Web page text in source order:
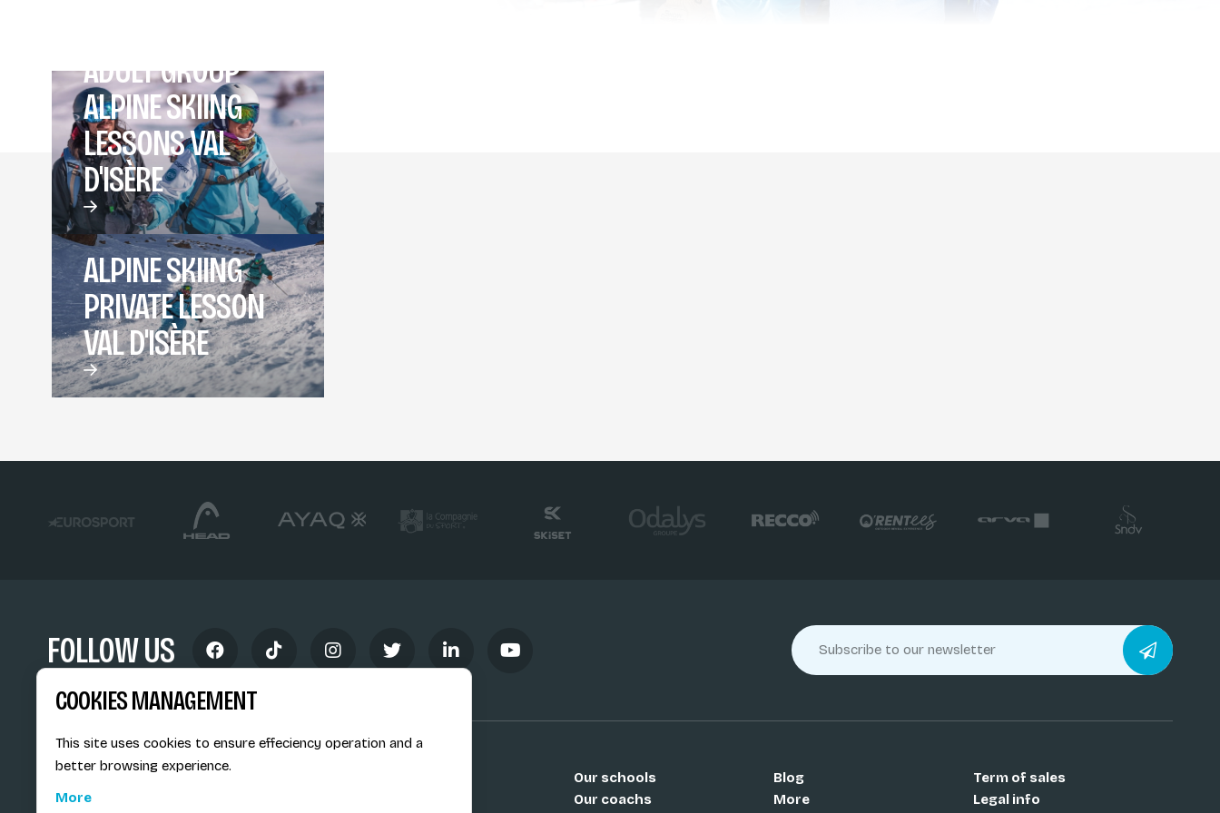
ADULT GROUP
ALPINE SKIING
LESSONS VAL
D'ISÈRE
ALPINE SKIING
PRIVATE LESSON
VAL D'ISÈRE
FOLLOW US
Our schools
Our coachs
Blog
More
Term of sales
Legal info
COOKIES MANAGEMENT
This site uses cookies to ensure effeciency operation and a
better browsing experience.
More